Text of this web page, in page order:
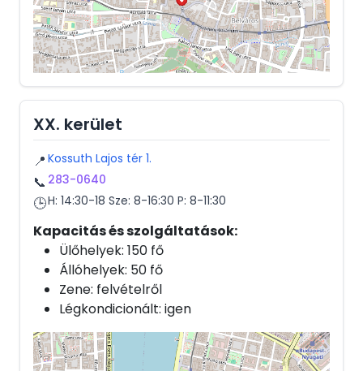
XX. kerület
📍 Kossuth Lajos tér 1.
📞 283-0640
🕒H: 14:30-18 Sze: 8-16:30 P: 8-11:30
Kapacitás és szolgáltatások:
Ülőhelyek: 150 fő
Állóhelyek: 50 fő
Zene: felvételről
Légkondicionált: igen